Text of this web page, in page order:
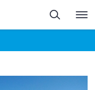
Pesquisa